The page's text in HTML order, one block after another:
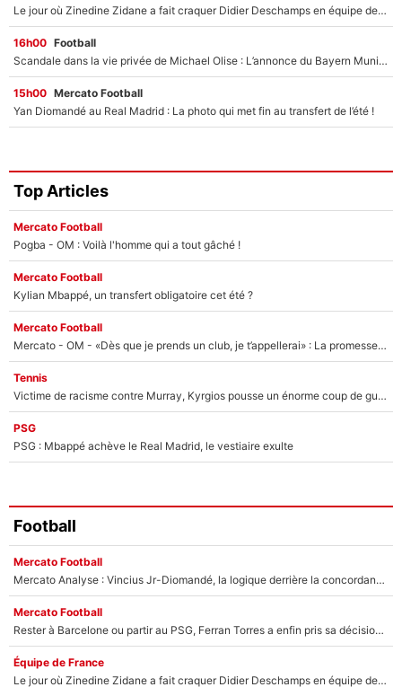
Le jour où Zinedine Zidane a fait craquer Didier Deschamps en équipe de France : «Je m’en suis voulu», l’ancien sélectionneur a regretté son geste !
16h00 Football
Scandale dans la vie privée de Michael Olise : L’annonce du Bayern Munich sur son enfant caché
15h00 Mercato Football
Yan Diomandé au Real Madrid : La photo qui met fin au transfert de l’été !
Top Articles
Mercato Football
Pogba - OM : Voilà l'homme qui a tout gâché !
Mercato Football
Kylian Mbappé, un transfert obligatoire cet été ?
Mercato Football
Mercato - OM - «Dès que je prends un club, je t’appellerai» : La promesse de Marcelino au moment de claquer la porte
Tennis
Victime de racisme contre Murray, Kyrgios pousse un énorme coup de gueule !
PSG
PSG : Mbappé achève le Real Madrid, le vestiaire exulte
Football
Mercato Football
Mercato Analyse : Vincius Jr-Diomandé, la logique derrière la concordance des temps
Mercato Football
Rester à Barcelone ou partir au PSG, Ferran Torres a enfin pris sa décision : La course contre la montre est lancée !
Équipe de France
Le jour où Zinedine Zidane a fait craquer Didier Deschamps en équipe de France : «Je m’en suis voulu», l’ancien sélectionneur a regretté son geste !